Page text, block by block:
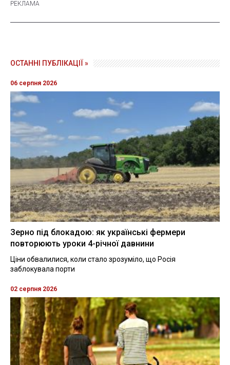
ОСТАННІ ПУБЛІКАЦІЇ »
06 серпня 2026
Зерно під блокадою: як українські фермери
повторюють уроки 4-річної давнини
Ціни обвалилися, коли стало зрозуміло, що Росія
заблокувала порти
02 серпня 2026